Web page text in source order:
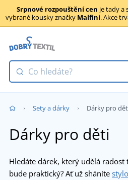
Srpnové rozpouštění cen je tady a
vybrané kousky značky Malfini. Akce
Sety a dárky Dárky pro
Dárky pro děti
Hledáte dárek, který udělá
bude praktický? Ať už sháníte